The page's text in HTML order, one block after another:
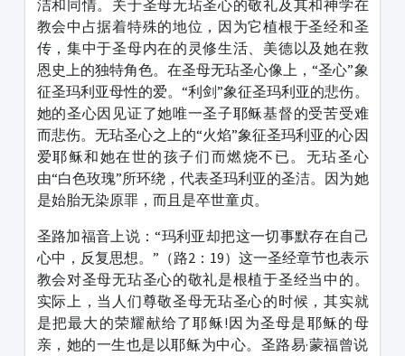
洁和同情。关于圣母无玷圣心的敬礼及其和神学在
教会中占据着特殊的地位，因为它植根于圣经和圣
传，集中于圣母内在的灵修生活、美德以及她在救
恩史上的独特角色。在圣母无玷圣心像上，“圣心”象
征圣玛利亚母性的爱。“利剑”象征圣玛利亚的悲伤。
她的圣心因见证了她唯一圣子耶稣基督的受苦受难
而悲伤。无玷圣心之上的“火焰”象征圣玛利亚的心因
爱耶稣和她在世的孩子们而燃烧不已。无玷圣心
由“白色玫瑰”所环绕，代表圣玛利亚的圣洁。因为她
是始胎无染原罪，而且是卒世童贞。
圣路加福音上说：“玛利亚却把这一切事默存在自己
心中，反复思想。”（路2：19）这一圣经章节也表示
教会对圣母无玷圣心的敬礼是根植于圣经当中的。
实际上，当人们尊敬圣母无玷圣心的时候，其实就
是把最大的荣耀献给了耶稣!因为圣母是耶稣的母
亲，她的一生也是以耶稣为中心。圣路易·蒙福曾说